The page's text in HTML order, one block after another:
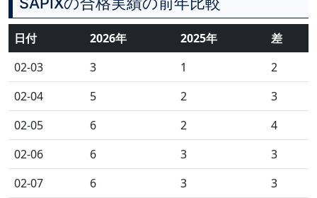
日付 2026年 2025年
差
02-03
3 1
2
02-04
5 2
3
02-05
6 2
4
02-06
6 3
3
02-07
6 3
3